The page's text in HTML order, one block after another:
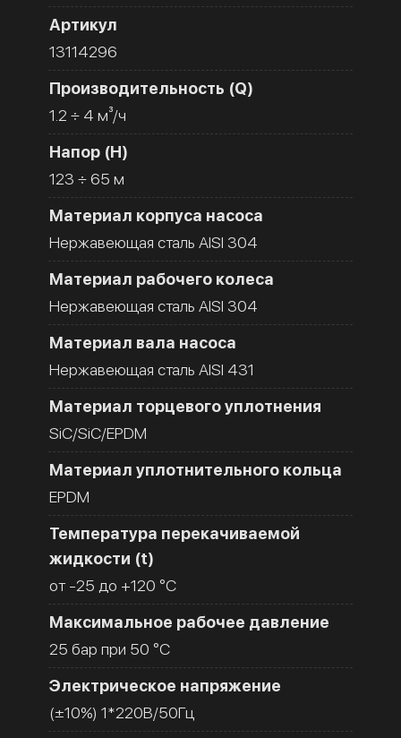
Артикул
13114296
Производительность (Q)
1.2 ÷ 4 м³/ч
Напор (H)
123 ÷ 65 м
Материал корпуса насоса
Нержавеющая сталь AISI 304
Материал рабочего колеса
Нержавеющая сталь AISI 304
Материал вала насоса
Нержавеющая сталь AISI 431
Материал торцевого уплотнения
SiC/SiC/EPDM
Материал уплотнительного кольца
EPDM
Температура перекачиваемой
жидкости (t)
от -25 до +120 °C
Максимальное рабочее давление
25 бар при 50 °C
Электрическое напряжение
(±10%) 1*220В/50Гц